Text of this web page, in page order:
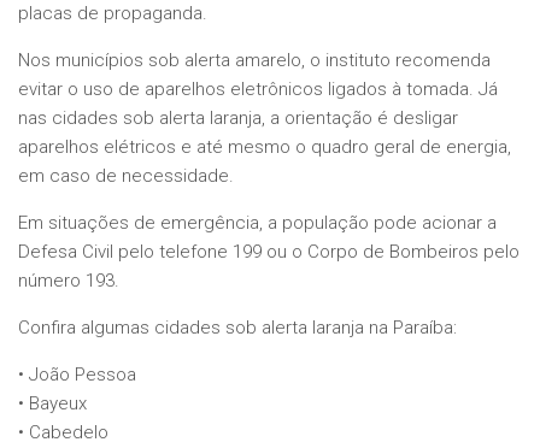
placas de propaganda.
Nos municípios sob alerta amarelo, o instituto recomenda
evitar o uso de aparelhos eletrônicos ligados à tomada. Já
nas cidades sob alerta laranja, a orientação é desligar
aparelhos elétricos e até mesmo o quadro geral de energia,
em caso de necessidade.
Em situações de emergência, a população pode acionar a
Defesa Civil pelo telefone 199 ou o Corpo de Bombeiros pelo
número 193.
Confira algumas cidades sob alerta laranja na Paraíba:
• João Pessoa
• Bayeux
• Cabedelo